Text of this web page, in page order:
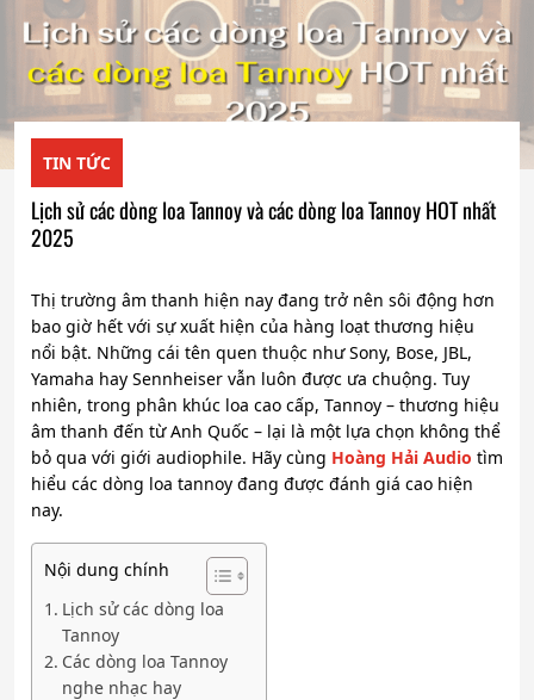
TIN TỨC
Lịch sử các dòng loa Tannoy và các dòng loa Tannoy HOT nhất
2025
Thị trường âm thanh hiện nay đang trở nên sôi động hơn
bao giờ hết với sự xuất hiện của hàng loạt thương hiệu
nổi bật. Những cái tên quen thuộc như Sony, Bose, JBL,
Yamaha hay Sennheiser vẫn luôn được ưa chuộng. Tuy
nhiên, trong phân khúc loa cao cấp, Tannoy – thương hiệu
âm thanh đến từ Anh Quốc – lại là một lựa chọn không thể
bỏ qua với giới audiophile. Hãy cùng Hoàng Hải Audio tìm
hiểu các dòng loa tannoy đang được đánh giá cao hiện
nay.
Nội dung chính
Lịch sử các dòng loa
Tannoy
Các dòng loa Tannoy
nghe nhạc hay